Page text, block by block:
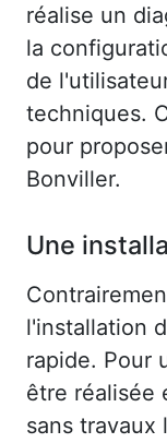
réalise un
la
de
techniques.
pour
Bonviller.
Une
l'installation
rapide. Pour
être réalisée
sans travaux